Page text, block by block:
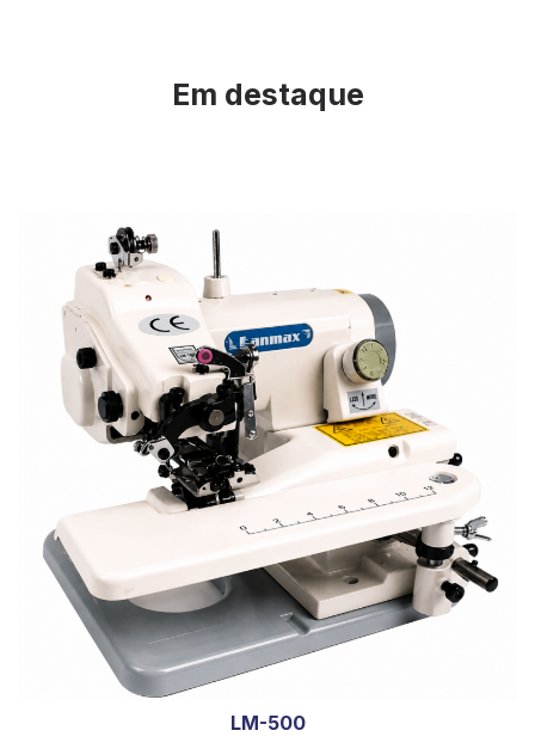
Em destaque
LM-500